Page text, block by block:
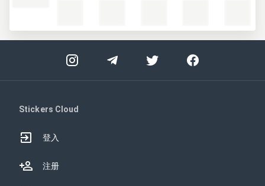
Stickers Cloud
登入
注册